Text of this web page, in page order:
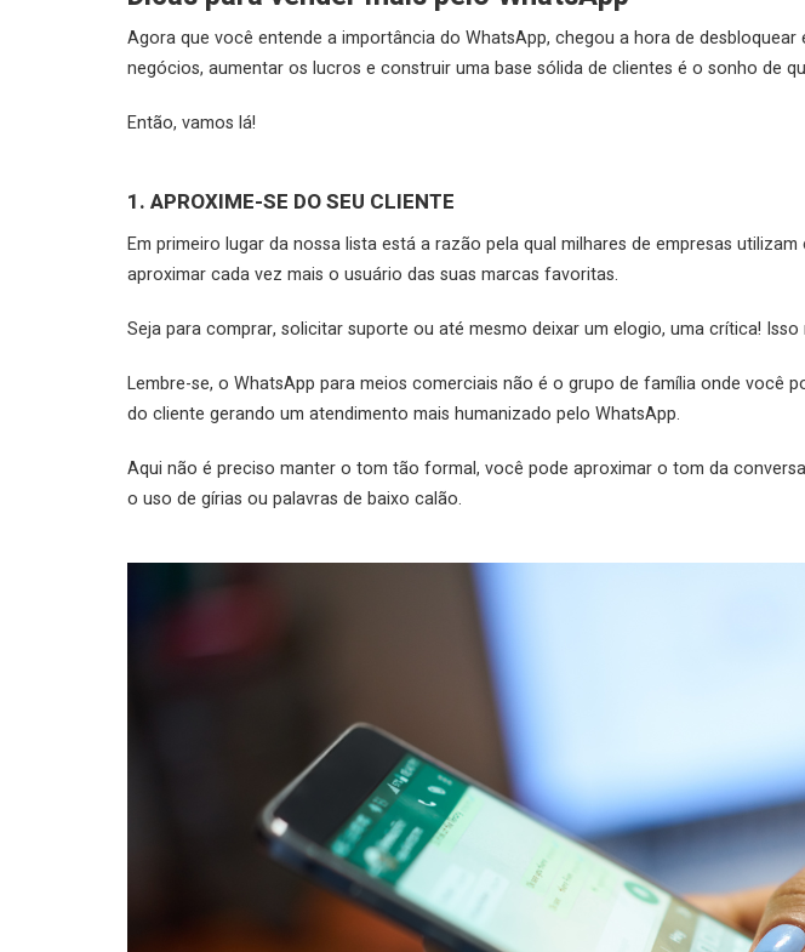
Agora que você entende a importância do WhatsApp, chegou a hora de
negócios, aumentar os lucros e construir uma base sólida de clientes é o sonho de
Então, vamos lá!
1. APROXIME-SE DO SEU CLIENTE
Em primeiro lugar da nossa lista está a razão pela qual milhares de empresas
aproximar cada vez mais o usuário das suas marcas favoritas.
Seja para comprar, solicitar suporte ou até mesmo deixar um elogio, uma crítica!
Lembre-se, o WhatsApp para meios comerciais não é o grupo de família onde você
do cliente gerando um atendimento mais humanizado pelo WhatsApp.
Aqui não é preciso manter o tom tão formal, você pode aproximar o tom da
o uso de gírias ou palavras de baixo calão.